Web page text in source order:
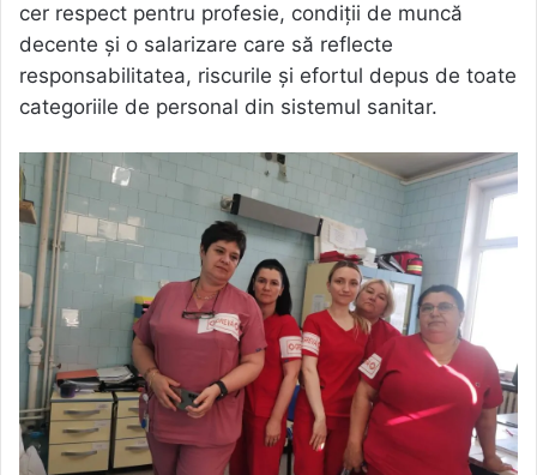
cer respect pentru profesie, condiții de muncă
decente și o salarizare care să reflecte
responsabilitatea, riscurile și efortul depus de toate
categoriile de personal din sistemul sanitar.